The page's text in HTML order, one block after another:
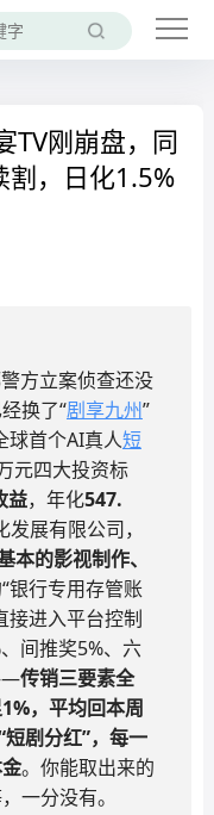
TV刚崩盘，同
割，日化1.5%
方立案侦查还没
换了“剧享九州”
球首个AI真人短
元四大投资标
益，年化547.
展有限公司，
本的影视制作、
银行专用存管账
接进入平台控制
间推奖5%、六
传销三要素全
，平均回本周
剧分红”，每一
。你能取出来的
一分没有。